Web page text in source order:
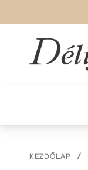
a
tartalomhoz
KEZDŐLAP